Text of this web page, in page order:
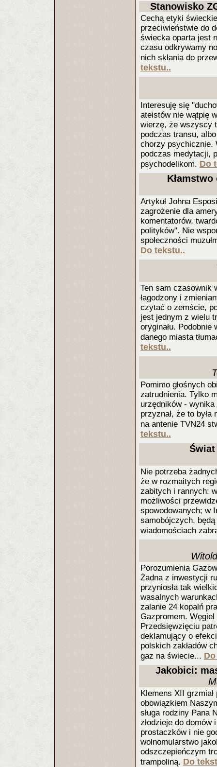
Stanowisko
Cechą etyki
przeciwieństwie do
świecka oparta jest
czasu odkrywamy
nich skłania do
tekstu..
Interesuję się
ateistów nie wątpię
wierzę, że wszyscy
podczas transu,
chorzy psychicznie.
podczas medytacji,
psychodelikom. Do
Artykuł Johna
zagrożenie dla
komentatorów,
polityków". Nie
społeczności
Do tekstu..
Ten sam czasownik
łagodzony i
czytać o zemście,
jest jednym z wielu
oryginału.
danego miasta
tekstu..
Pomimo głośnych
zatrudnienia. Tylko
urzędników -
przyznał, że to
na antenie TVN24
tekstu..
Nie potrzeba
że w rozmaitych
zabitych i rannych:
możliwości
spowodowanych; w
samobójczych,
wiadomościach
Porozumienia
Żadna z inwestycji
przyniosła tak
wasalnych
zalanie 24 kopalń
Gazpromem.
Przedsięwzięciu
deklamujący o
polskich zakładów
gaz na świecie...
Jakobici:
Klemens XII
obowiązkiem
sługa rodziny Pana
złodzieje do
prostaczków i nie
wolnomularstwo
odszczepieńczym
trampoliną. Do